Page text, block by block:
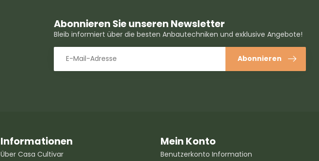
Abonnieren Sie unseren Newsletter
Bleib informiert über die besten Anbautechniken und exklusive Angebote!
Abonnieren
Informationen
Über Casa Cultivar
Mein Konto
Benutzerkonto Information